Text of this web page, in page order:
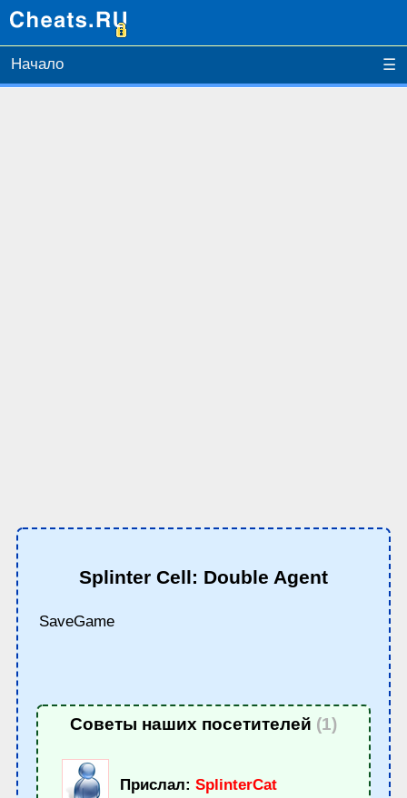
Начало ☰
Splinter Cell: Double Agent
SaveGame
Советы наших посетителей (1)
Прислал: SplinterCat